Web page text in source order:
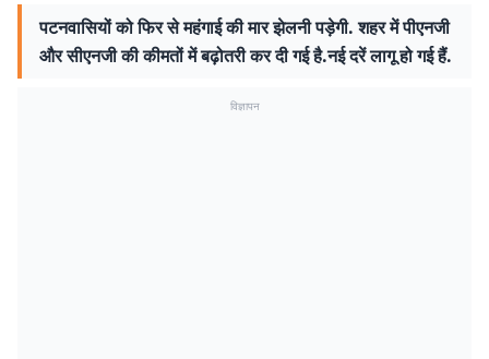
पटनवासियों को फिर से महंगाई की मार झेलनी पड़ेगी. शहर में पीएनजी
और सीएनजी की कीमतों में बढ़ोतरी कर दी गई है.नई दरें लागू हो गई हैं.
विज्ञापन